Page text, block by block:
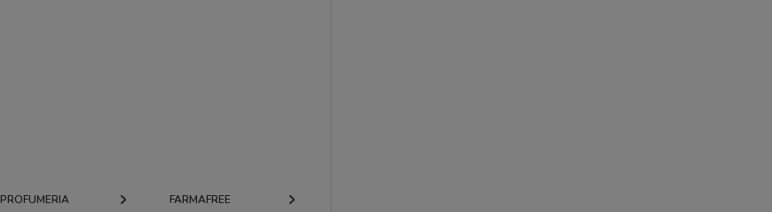
PROFUMERIA
FARMAFREE